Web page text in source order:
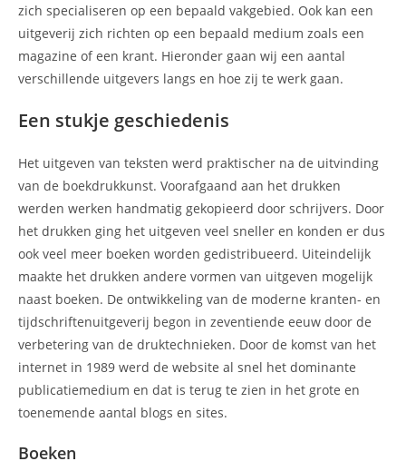
zich specialiseren op een bepaald vakgebied. Ook kan een
uitgeverij zich richten op een bepaald medium zoals een
magazine of een krant. Hieronder gaan wij een aantal
verschillende uitgevers langs en hoe zij te werk gaan.
Een stukje geschiedenis
Het uitgeven van teksten werd praktischer na de uitvinding
van de boekdrukkunst. Voorafgaand aan het drukken
werden werken handmatig gekopieerd door schrijvers. Door
het drukken ging het uitgeven veel sneller en konden er dus
ook veel meer boeken worden gedistribueerd. Uiteindelijk
maakte het drukken andere vormen van uitgeven mogelijk
naast boeken. De ontwikkeling van de moderne kranten- en
tijdschriftenuitgeverij begon in zeventiende eeuw door de
verbetering van de druktechnieken. Door de komst van het
internet in 1989 werd de website al snel het dominante
publicatiemedium en dat is terug te zien in het grote en
toenemende aantal blogs en sites.
Boeken